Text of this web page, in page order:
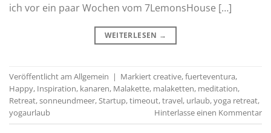
ich vor ein paar Wochen vom 7LemonsHouse […]
WEITERLESEN →
Veröffentlicht am Allgemein | Markiertcreative,fuerteventura,
Happy, Inspiration, kanaren, Malakette, malaketten, meditation,
Retreat,sonneundmeer,Startup,timeout,travel, urlaub,yoga retreat,
yogaurlaub
Hinterlasse einen Kommentar